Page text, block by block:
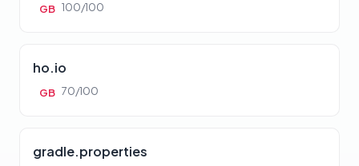
GB 100/100
ho.io
GB 70/100
gradle.properties